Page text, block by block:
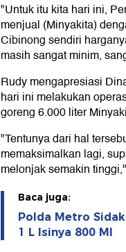
"Untuk itu kita hari ini,
menjual (Minyakita)
Cibinong sendiri
masih sangat minim,
Rudy mengapresiasi
hari ini melakukan
goreng 6.000 liter
"Tentunya dari hal
memaksimalkan lagi,
melonjak semakin
Baca juga:
Polda Metro
1 L Isinya 800 Ml